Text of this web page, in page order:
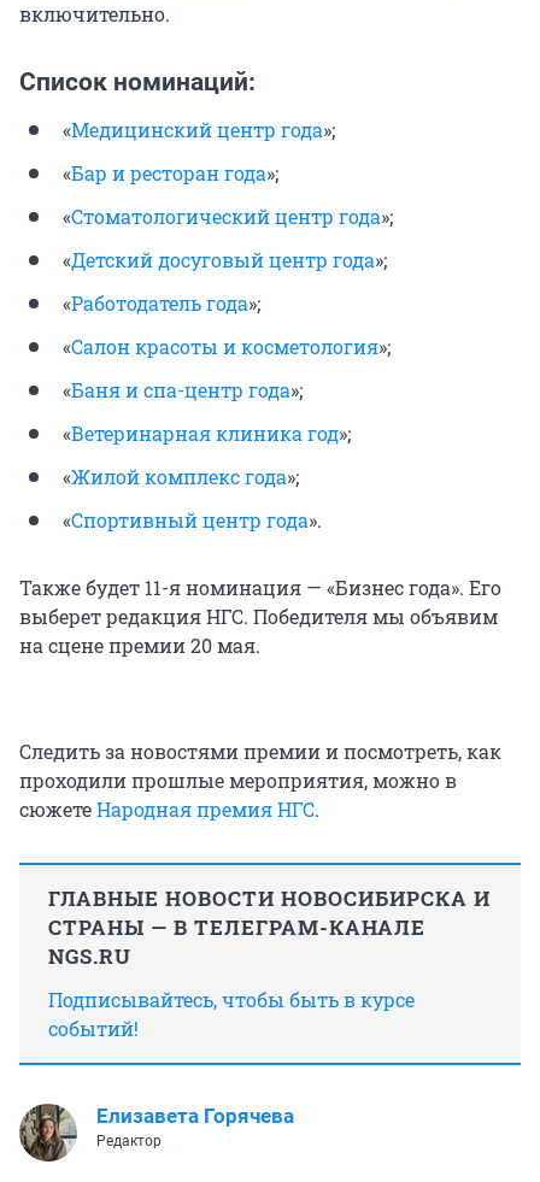
включительно.
Список номинаций:
«Медицинский центр года»;
«Бар и ресторан года»;
«Стоматологический центр года»;
«Детский досуговый центр года»;
«Работодатель года»;
«Салон красоты и косметология»;
«Баня и спа-центр года»;
«Ветеринарная клиника год»;
«Жилой комплекс года»;
«Спортивный центр года».
Также будет 11-я номинация — «Бизнес года». Его
выберет редакция НГС. Победителя мы объявим
на сцене премии 20 мая.
Следить за новостями премии и посмотреть, как
проходили прошлые мероприятия, можно в
сюжетеНародная премия НГС.
ГЛАВНЫЕ НОВОСТИ НОВОСИБИРСКА И
СТРАНЫ — В ТЕЛЕГРАМ-КАНАЛЕ
NGS.RU
Подписывайтесь, чтобы быть в курсе
событий!
Елизавета Горячева
Редактор